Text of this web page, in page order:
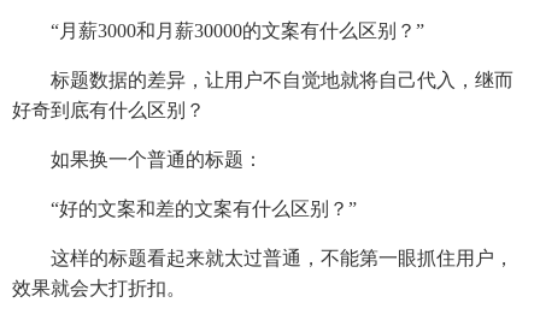
“月薪3000和月薪30000的文案有什么区别？”
标题数据的差异，让用户不自觉地就将自己代入，继而
好奇到底有什么区别？
如果换一个普通的标题：
“好的文案和差的文案有什么区别？”
这样的标题看起来就太过普通，不能第一眼抓住用户，
效果就会大打折扣。